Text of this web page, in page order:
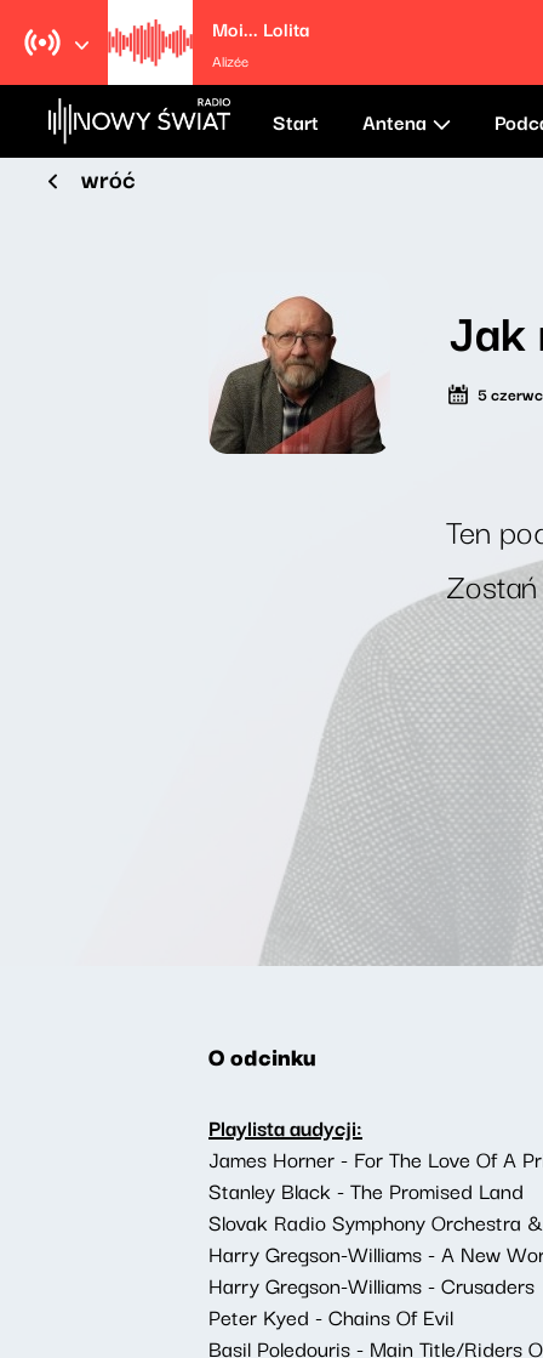
Moi... Lolita
Alizée
Start Antena
wróć
Jak
5
Ten
O odcinku
Playlista audycji:
James Horner - For The Love Of A
Stanley Black - The Promised Land
Slovak Radio Symphony Orchestra
Harry Gregson-Williams - A New
Harry Gregson-Williams - Crusaders
Peter Kyed - Chains Of Evil
Basil Poledouris - Main Title/Riders